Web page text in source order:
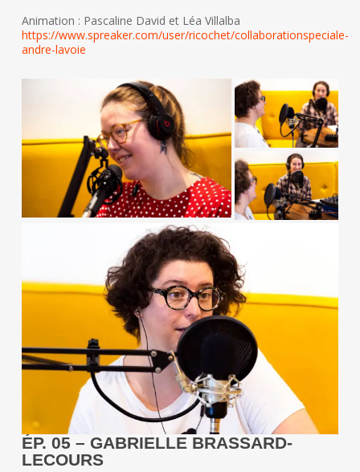
Animation : Pascaline David et Léa Villalba
https://www.spreaker.com/user/ricochet/collaborationspeciale-
andre-lavoie
ÉP. 05 – GABRIELLE BRASSARD-
LECOURS